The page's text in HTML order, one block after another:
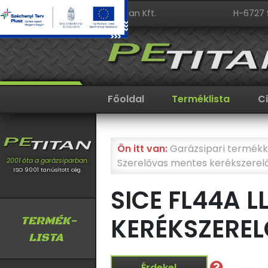
PeTitan Kft. H-6727
Főoldal Terméklista
2001 óta a garázsiparban.
ISO 9001 tanúsított cég.
TERMÉK-
LISTA
Ön itt van:Garázsipari
Szerelővas mentes
SICE FL44A